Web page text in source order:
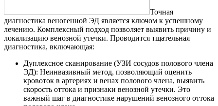
Точная
диагностика веногенной ЭД является ключом к успешному
лечению. Комплексный подход позволяет выявить причину и
локализацию венозной утечки. Проводится тщательная
диагностика, включающая:
Дуплексное сканирование (УЗИ сосудов полового члена
ЭД): Неинвазивный метод, позволяющий оценить
кровоток в артериях и венах полового члена, выявить
скорость оттока и признаки венозной утечки. Это
важный шаг в диагностике нарушений венозного оттока